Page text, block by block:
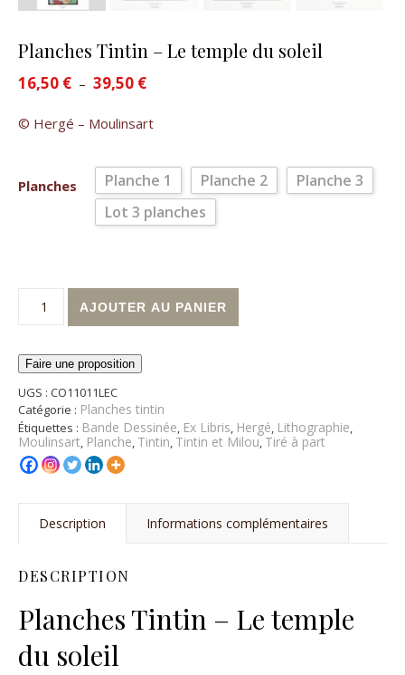
Planches Tintin – Le temple du soleil
16,50 € – 39,50 €Plage de prix : 16,50 € à 39,50 €
© Hergé – Moulinsart
Planches Planche 1 Planche 2
Planche 3
Lot 3 planches
AJOUTER AU PANIER
Faire une proposition
UGS : CO11011LEC
Catégorie : Planches tintin
Étiquettes : Bande Dessinée, Ex Libris, Hergé, Lithographie,
Moulinsart, Planche, Tintin, Tintin et Milou, Tiré à part
Description Informations complémentaires
DESCRIPTION
Planches Tintin – Le temple
du soleil